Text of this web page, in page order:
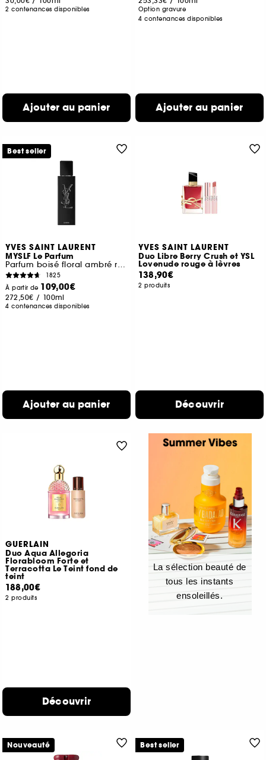
2 contenances disponibles
Ajouter au panier
Option gravure
4 contenances disponibles
Ajouter au panier
YVES SAINT LAURENT
MYSLF Le Parfum
Parfum boisé floral ambré rechargeable pour homme
1825
À partir de 109,00€
272,50€ / 100ml
4 contenances disponibles
Ajouter au panier
Best seller
YVES SAINT LAURENT
Duo Libre Berry Crush et YSL
Lovenude rouge à lèvres
138,90€
2 produits
Découvrir
GUERLAIN
Duo Aqua Allegoria
Florabloom Forte et
Terracotta Le Teint fond de
teint
188,00€
2 produits
Découvrir
La sélection beauté de
tous les instants
ensoleillés.
Nouveauté Best seller